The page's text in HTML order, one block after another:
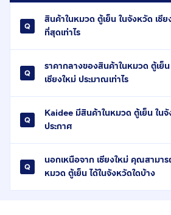
สินค้าในหมวด ตู้เย็น ในจังหวัด เชีย
ที่สุดเท่าไร
ราคากลางของสินค้าในหมวด ตู้เย็
เชียงใหม่ ประมาณเท่าไร
Kaidee มีสินค้าในหมวด ตู้เย็น ใน
ประกาศ
นอกเหนือจาก เชียงใหม่ คุณสามา
หมวด ตู้เย็น ได้ในจังหวัดใดบ้าง